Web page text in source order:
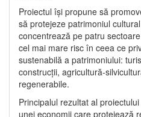
Proiectul își propune să
să protejeze patrimoniul
concentrează pe patru
cel mai mare risc în ceea ce
sustenabilă a patrimoniului:
construcții, agricultură-
regenerabile.
Principalul rezultat al
unei economii care protejează